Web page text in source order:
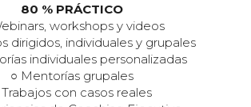
80 % PRÁCTICO
workshops y videos
dirigidos, individuales y grupales
individuales personalizadas
○ Mentorías grupales
Trabajos con casos reales